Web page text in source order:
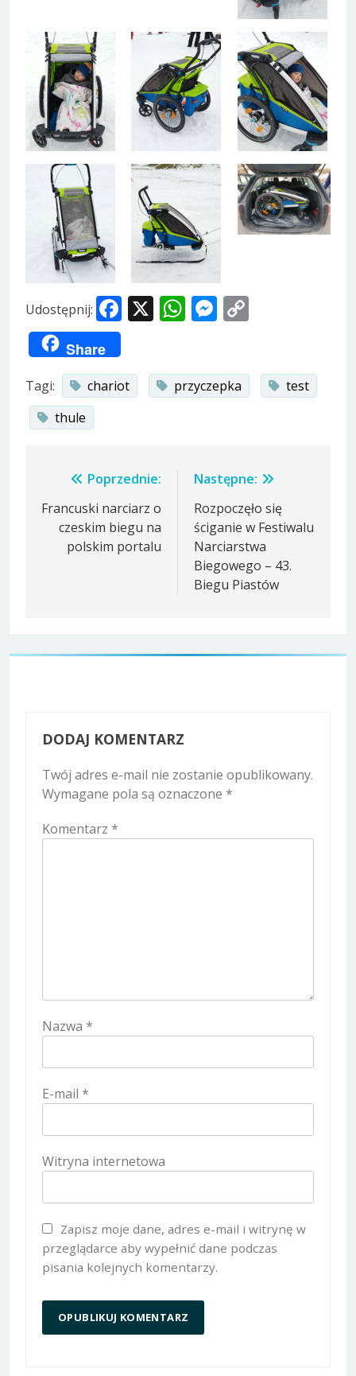
Udostępnij: Facebook
X WhatsApp
Messenger
Share
Tagi: chariot przyczepka
test
thule
Nawigacja
wpisu
Poprzednie:
Francuski narciarz o
czeskim biegu na
polskim portalu
Następne:
Rozpoczęło się
ściganie w Festiwalu
Narciarstwa
Biegowego – 43.
Biegu Piastów
DODAJ KOMENTARZ
Twój adres e-mail nie zostanie opublikowany.
Wymagane pola są oznaczone *
Komentarz *
Nazwa *
E-mail *
Witryna internetowa
Zapisz moje dane, adres e-mail i witrynę w
przeglądarce aby wypełnić dane podczas
pisania kolejnych komentarzy.